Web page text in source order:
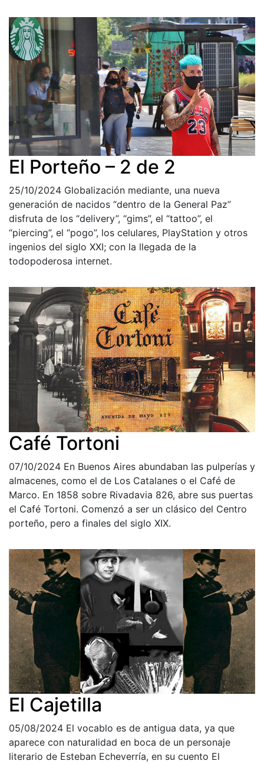
El Porteño – 2 de 2
25/10/2024 Globalización mediante, una nueva
generación de nacidos “dentro de la General Paz”
disfruta de los “delivery”, “gims”, el “tattoo”, el
“piercing”, el “pogo”, los celulares, PlayStation y otros
ingenios del siglo XXI; con la llegada de la
todopoderosa internet.
Café Tortoni
07/10/2024 En Buenos Aires abundaban las pulperías y
almacenes, como el de Los Catalanes o el Café de
Marco. En 1858 sobre Rivadavia 826, abre sus puertas
el Café Tortoni. Comenzó a ser un clásico del Centro
porteño, pero a finales del siglo XIX.
El Cajetilla
05/08/2024 El vocablo es de antigua data, ya que
aparece con naturalidad en boca de un personaje
literario de Esteban Echeverría, en su cuento El